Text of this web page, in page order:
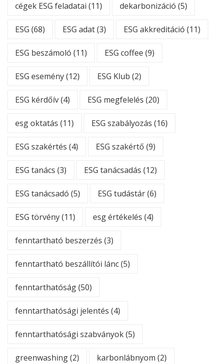
cégek ESG feladatai (11) dekarbonizáció (5)
ESG (68) ESG adat(3) ESG akkreditáció (11)
ESG beszámoló (11) ESG coffee (9)
ESG esemény(12) ESG Klub (2)
ESG kérdőív(4) ESG megfelelés (20)
esg oktatás (11) ESG szabályozás (16)
ESG szakértés (4) ESG szakértő (9)
ESG tanács (3) ESG tanácsadás (12)
ESG tanácsadó (5) ESG tudástár(6)
ESG törvény(11) esg értékelés (4)
fenntartható beszerzés (3)
fenntartható beszállítói lánc(5)
fenntarthatóság(50)
fenntarthatósági jelentés (4)
fenntarthatósági szabványok(5)
greenwashing(2) karbonlábnyom (2)